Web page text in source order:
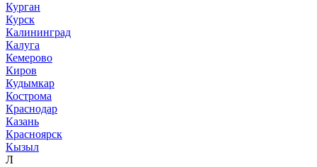
Курган
Курск
Калининград
Калуга
Кемерово
Киров
Кудымкар
Кострома
Краснодар
Казань
Красноярск
Кызыл
Л